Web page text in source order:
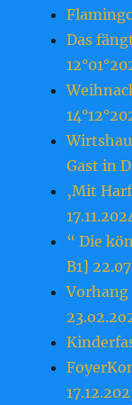
Das
Gast in
‚Mit
“ Die
B1]
Vorhang